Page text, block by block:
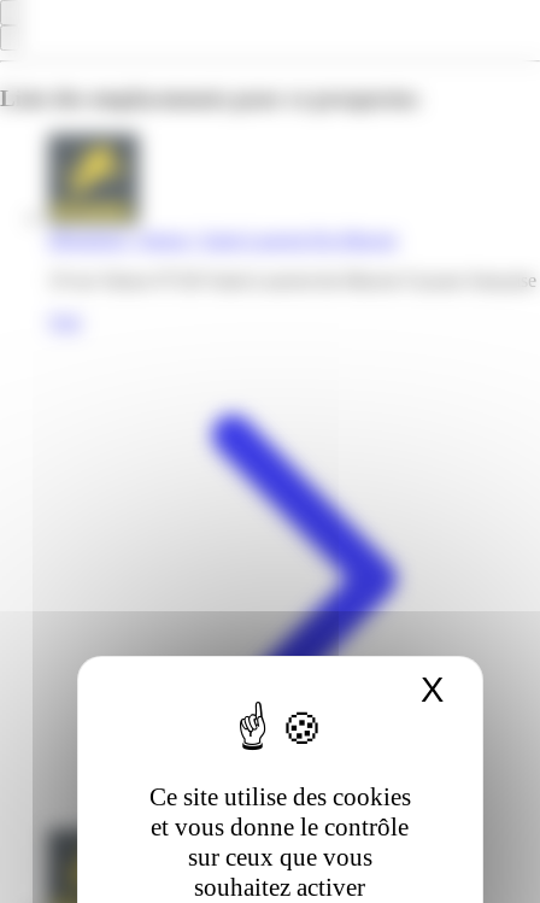
Ce site utilise des cookies
et vous donne le contrôle
sur ceux que vous
souhaitez activer
X
Liste des emplacements pour ce prospectus
Mégabriel | Simon | Saint-Laurent-Du-Maroni
19 rue Simon 97320 Saint-Laurent-du-Maroni Guyane française